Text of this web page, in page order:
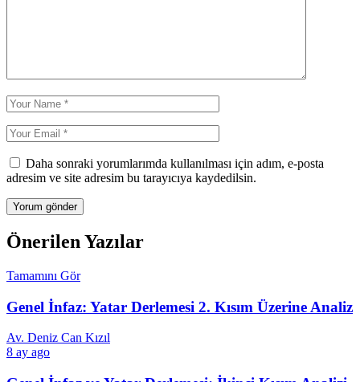
Daha sonraki yorumlarımda kullanılması için adım, e-posta
adresim ve site adresim bu tarayıcıya kaydedilsin.
Önerilen Yazılar
Tamamını Gör
Genel İnfaz: Yatar Derlemesi 2. Kısım Üzerine Analiz
Av. Deniz Can Kızıl
8 ay ago